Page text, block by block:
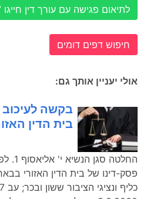
לתיאום פגישה עם עורך דין חייגו 077-4008177
חיפוש דפים דומים
אולי יעניין אותך גם:
בקשה לעיכוב
בית הדין
החלטה
פסק-דינו של בית הדין האזורי